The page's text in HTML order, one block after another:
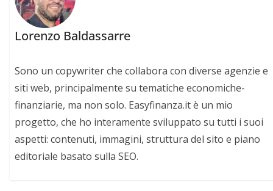
Lorenzo Baldassarre
Sono un copywriter che collabora con diverse agenzie e
siti web, principalmente su tematiche economiche-
finanziarie, ma non solo. Easyfinanza.it è un mio
progetto, che ho interamente sviluppato su tutti i suoi
aspetti: contenuti, immagini, struttura del sito e piano
editoriale basato sulla SEO.